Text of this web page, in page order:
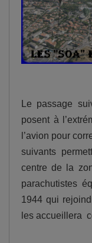
Le passage
posent à
l’avion pour
suivants
centre de la
parachutistes
1944 qui
les accueillera